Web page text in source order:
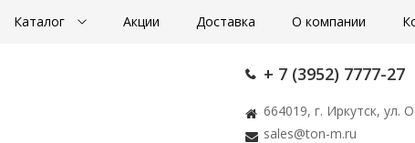
Каталог Акции Доставка О компании
+ 7 (3952) 7777-27
664019, г. Иркутск, ул.
sales@ton-m.ru